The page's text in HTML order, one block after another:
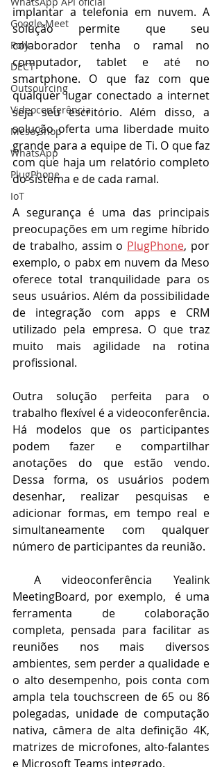
Google Meet
Poly
DECT
Outsourcing
Videoconferência
Meso Shop
WhatsApp
PlugPhone
IoT
implantar a telefonia em nuvem. A
solução permite que seu
colaborador tenha o ramal no
computador, tablet e até no
smartphone. O que faz com que
qualquer lugar conectado a internet
seja seu escritório. Além disso, a
solução oferta uma liberdade muito
grande para a equipe de Ti. O que faz
com que haja um relatório completo
do sistema e de cada ramal.
A segurança é uma das principais
preocupações em um regime híbrido
de trabalho, assim o PlugPhone, por
exemplo, o pabx em nuvem da Meso
oferece total tranquilidade para os
seus usuários. Além da possibilidade
de integração com apps e CRM
utilizado pela empresa. O que traz
muito mais agilidade na rotina
profissional.
Outra solução perfeita para o
trabalho flexível é a videoconferência.
Há modelos que os participantes
podem fazer e compartilhar
anotações do que estão vendo.
Dessa forma, os usuários podem
desenhar, realizar pesquisas e
adicionar formas, em tempo real e
simultaneamente com qualquer
número de participantes da reunião.
MeetingBoard, por exemplo,  é uma
ferramenta de colaboração
completa, pensada para facilitar as
reuniões nos mais diversos
ambientes, sem perder a qualidade e
o alto desempenho, pois conta com
ampla tela touchscreen de 65 ou 86
polegadas, unidade de computação
nativa, câmera de alta definição 4K,
matrizes de microfones, alto-falantes
e Microsoft Teams integrado.